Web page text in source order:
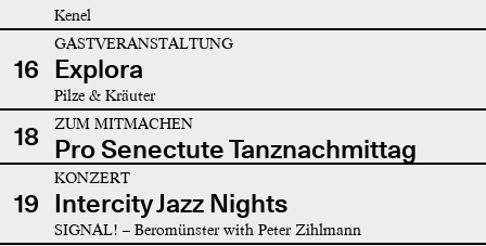
Kenel
16
GASTVERANSTALTUNG
Explora
Pilze & Kräuter
18 ZUM MITMACHEN
Pro Senectute Tanznachmittag
19
KONZERT
Intercity Jazz Nights
SIGNAL! – Beromünster with Peter Zihlmann